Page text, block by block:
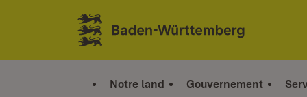
Sauter au contenu
Link zur Startseite
Notre land Gouvernement